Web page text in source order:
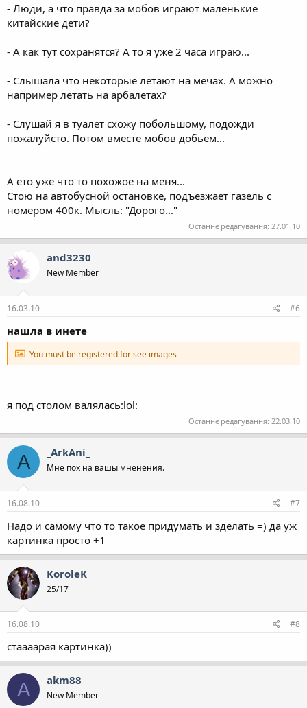
- Люди, а что правда за мобов играют маленькие
китайские дети?
- А как тут сохранятся? А то я уже 2 часа играю...
- Слышала что некоторые летают на мечах. А можно
например летать на арбалетах?
- Слушай я в туалет схожу побольшому, подожди
пожалуйсто. Потом вместе мобов добьем...
А ето уже что то похожое на меня...
Стою на автобусной остановке, подъезжает газель с
номером 400к. Мысль: "Дорого..."
Останнє редагування: 27.01.10
and3230
New Member
16.03.10 #6
нашла в инете
You must be registered for see images
я под столом валялась:lol:
Останнє редагування: 22.03.10
A _ArkAni_
Мне пох на вашы мненения.
16.08.10 #7
Надо и самому что то такое придумать и зделать =) да уж
картинка просто +1
KoroleK
25/17
16.08.10 #8
стаааарая картинка))
A akm88
New Member